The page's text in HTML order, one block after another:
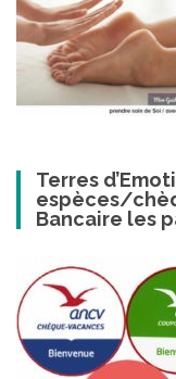
Terres
espèces/
Bancaire les